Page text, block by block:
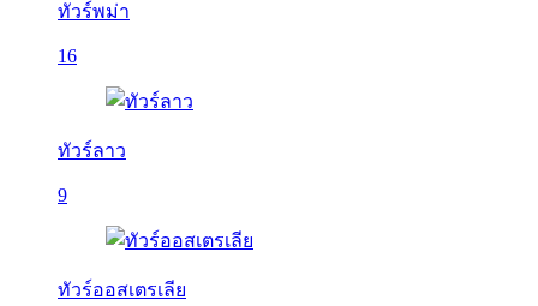
ทัวร์พม่า
16
ทัวร์ลาว
9
ทัวร์ออสเตรเลีย